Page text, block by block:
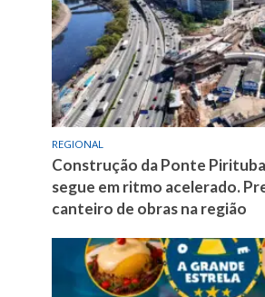
REGIONAL
Construção da Ponte Pirituba
segue em ritmo acelerado.
canteiro de obras na região